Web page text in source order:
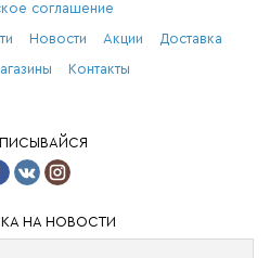
соглашение
Новости Акции Доставка
Контакты
НА НОВОСТИ